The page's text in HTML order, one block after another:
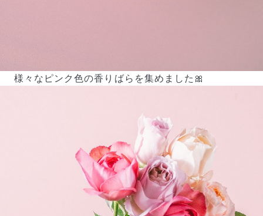
様々なピンク色の香りばらを集めました🎀